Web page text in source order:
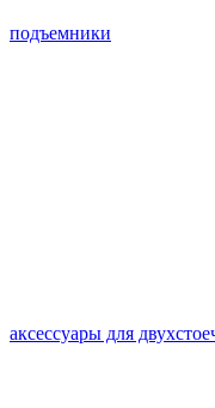
подъемники
аксессуары для